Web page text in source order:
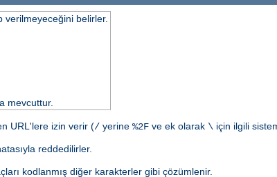
verilmeyeceğini belirler.
mevcuttur.
URL'lere izin verir (/ yerine %2F ve ek olarak \ için ilgili
reddedilirler.
kodlanmış diğer karakterler gibi çözümlenir.